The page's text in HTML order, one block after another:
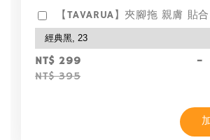
【TAVARUA】夾腳拖 親膚 貼
NT$ 299
NT$ 395
-